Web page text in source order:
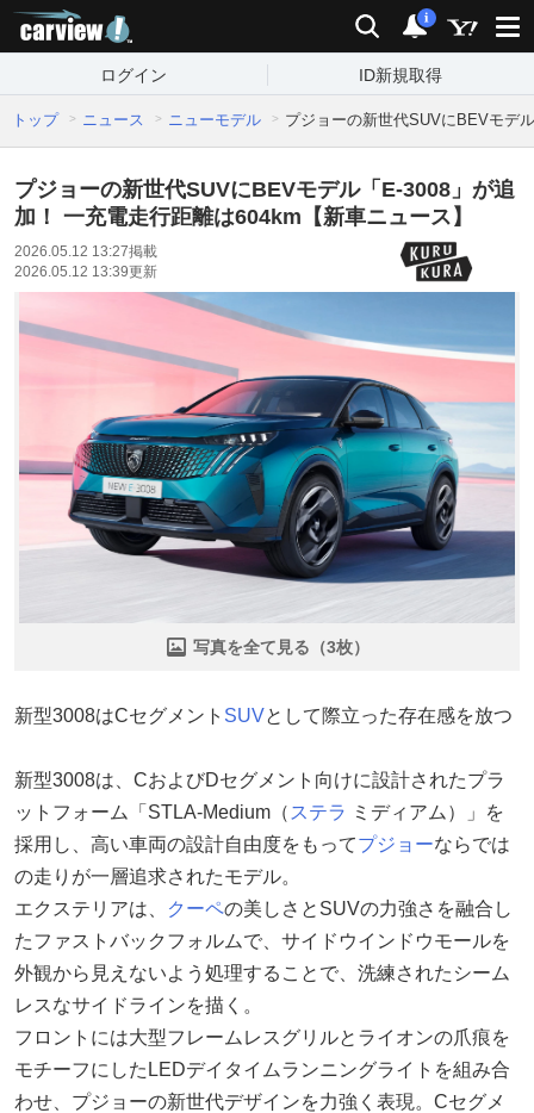
検索 通知
i
ログイン ID新規取得
トップ ニュース ニューモデル プジョーの新世代SUVにBEVモデ
プジョーの新世代SUVにBEVモデル「E-3008」が追
加！ 一充電走行距離は604km【新車ニュース】
2026.05.12 13:27掲載
2026.05.12 13:39更新
写真を全て見る（3枚）
新型3008はCセグメント SUVとして際立った存在感を放つ
新型3008は、CおよびDセグメント向けに設計されたプラ
ットフォーム「STLA-Medium（ ステラ ミディアム）」を
採用し、高い車両の設計自由度をもってプジョーならでは
の走りが一層追求されたモデル。
エクステリアは、
クーペの美しさとSUVの力強さを融合し
たファストバックフォルムで、サイドウインドウモールを
外観から見えないよう処理することで、洗練されたシーム
レスなサイドラインを描く。
フロントには大型フレームレスグリルとライオンの爪痕を
モチーフにしたLEDデイタイムランニングライトを組み合
わせ、プジョーの新世代デザインを力強く表現。Cセグメ